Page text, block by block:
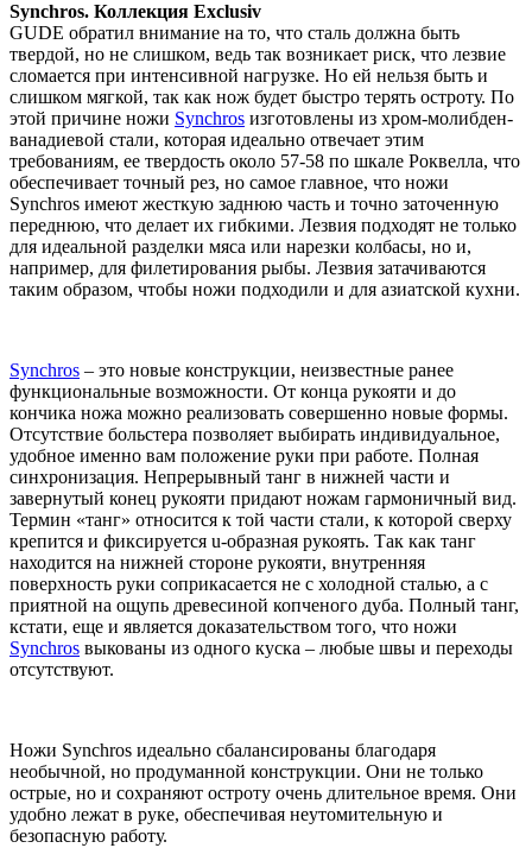
Synchros. Коллекция Exclusiv
GUDE обратил внимание на то, что сталь должна быть
твердой, но не слишком, ведь так возникает риск, что лезвие
сломается при интенсивной нагрузке. Но ей нельзя быть и
слишком мягкой, так как нож будет быстро терять остроту. По
этой причине ножи Synchros изготовлены из хром-молибден-
ванадиевой стали, которая идеально отвечает этим
требованиям, ее твердость около 57-58 по шкале Роквелла, что
обеспечивает точный рез, но самое главное, что ножи
Synchros имеют жесткую заднюю часть и точно заточенную
переднюю, что делает их гибкими. Лезвия подходят не только
для идеальной разделки мяса или нарезки колбасы, но и,
например, для филетирования рыбы. Лезвия затачиваются
таким образом, чтобы ножи подходили и для азиатской кухни.
Synchros – это новые конструкции, неизвестные ранее
функциональные возможности. От конца рукояти и до
кончика ножа можно реализовать совершенно новые формы.
Отсутствие больстера позволяет выбирать индивидуальное,
удобное именно вам положение руки при работе. Полная
синхронизация. Непрерывный танг в нижней части и
завернутый конец рукояти придают ножам гармоничный вид.
Термин «танг» относится к той части стали, к которой сверху
крепится и фиксируется u-образная рукоять. Так как танг
находится на нижней стороне рукояти, внутренняя
поверхность руки соприкасается не с холодной сталью, а с
приятной на ощупь древесиной копченого дуба. Полный танг,
кстати, еще и является доказательством того, что ножи
Synchros выкованы из одного куска – любые швы и переходы
отсутствуют.
Ножи Synchros идеально сбалансированы благодаря
необычной, но продуманной конструкции. Они не только
острые, но и сохраняют остроту очень длительное время. Они
удобно лежат в руке, обеспечивая неутомительную и
безопасную работу.